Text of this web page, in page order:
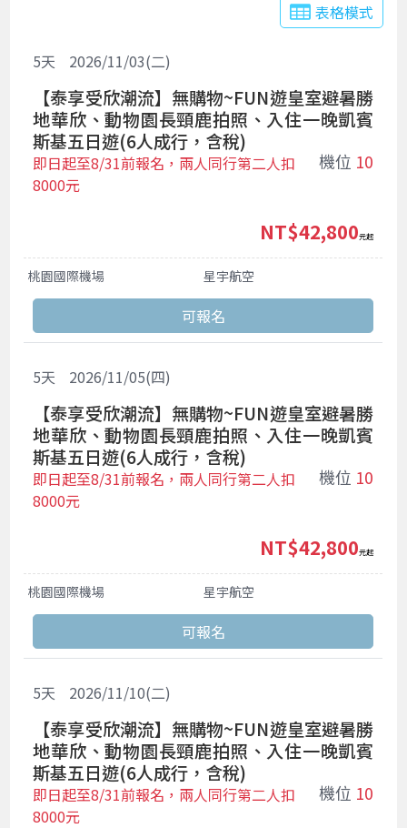
表格模式
2026/11/03(二)
5天
【泰享受欣潮流】無購物~FUN遊皇室避暑勝
地華欣、動物園長頸鹿拍照、入住一晚凱賓
斯基五日遊(6人成行，含稅)
機位 10
即日起至8/31前報名，兩人同行第二人扣
8000元
桃園國際機場 星宇航空
NT$42,800 起
2026/11/05(四)
5天
【泰享受欣潮流】無購物~FUN遊皇室避暑勝
地華欣、動物園長頸鹿拍照、入住一晚凱賓
斯基五日遊(6人成行，含稅)
機位 10
即日起至8/31前報名，兩人同行第二人扣
8000元
桃園國際機場 星宇航空
NT$42,800 起
2026/11/10(二)
5天
【泰享受欣潮流】無購物~FUN遊皇室避暑勝
地華欣、動物園長頸鹿拍照、入住一晚凱賓
斯基五日遊(6人成行，含稅)
機位 10
即日起至8/31前報名，兩人同行第二人扣
8000元